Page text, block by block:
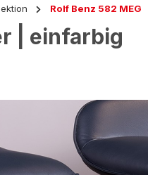
Rolf Benz 582 MEG
| einfarbig